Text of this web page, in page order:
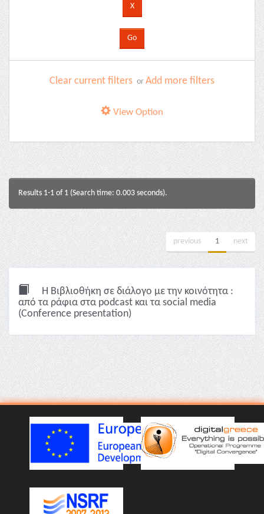
Clear current filters or Add more filters
View Option
Results 1-1 of 1 (Search time: 0.003 seconds).
previous 1 next
Η Βιβλιοθήκη σε διάλογο με την κοινότητα :
από τα ράφια στα podcast και τα social media
(Conference presentation)